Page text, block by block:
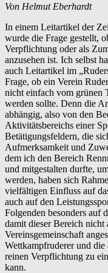
Von Helmut Eberhardt
In einem Leitartikel der
wurde die Frage gestellt,
Verpflichtung oder als
anzusehen ist. Ich selbst
auch Leitartikel im
Frage, ob ein Verein
nicht einfach vom grünen
werden sollte. Denn die
abhängig, also von den
Aktivitätsbereichs einer
Betätigungsfeldern, die
Aufmerksamkeit und
dem ich den Bereich
und mitgestalten durfte,
werden, haben sich
vielfältigen Einfluss auf
auch auf den
Folgenden besonders auf
damit dieser Bereich
Vereinsgemeinschaft
Wettkampfruderer und
reinen Verpflichtung zu
kann.